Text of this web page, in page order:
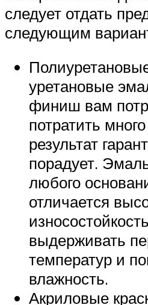
следует отдать
следующим
уретановые
финиш вам
потратить
результат
порадует.
любого
отличается
выдерживать
температур и
влажность.
Акриловые